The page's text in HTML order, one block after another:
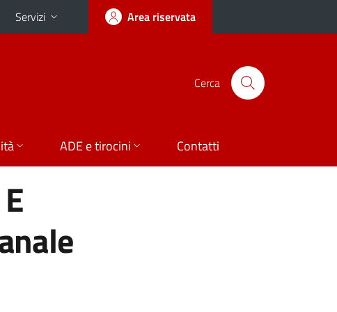
Servizi Area riservata
Cerca
ADE e tirocini Contatti